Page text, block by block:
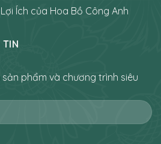
Ích của Hoa Bồ Công Anh
phẩm và chương trình siêu